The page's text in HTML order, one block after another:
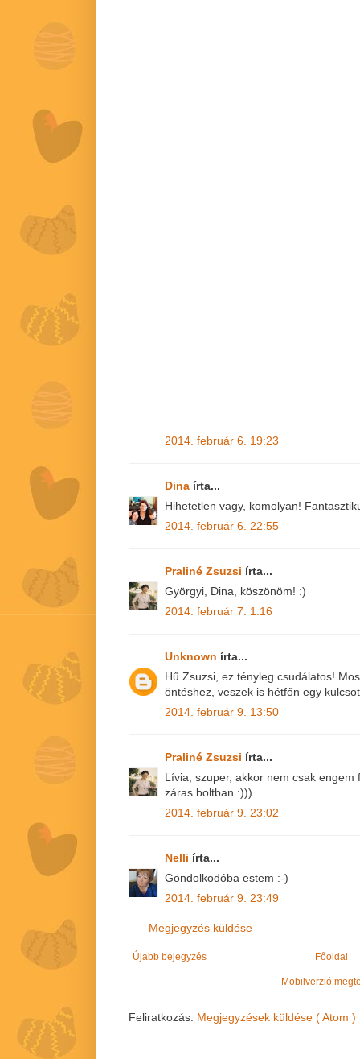
2014. február 6. 19:23
Dina írta...
Hihetetlen vagy, komolyan!
2014. február 6. 22:55
Praliné Zsuzsi írta...
Györgyi, Dina, köszönöm! :)
2014. február 7. 1:16
Unknown írta...
Hű Zsuzsi, ez tényleg csudálatos!
öntéshez, veszek is hétfőn egy
2014. február 9. 13:50
Praliné Zsuzsi írta...
Lívia, szuper, akkor nem csak
záras boltban :)))
2014. február 9. 23:02
Nelli írta...
Gondolkodóba estem :-)
2014. február 9. 23:49
Megjegyzés küldése
Újabb bejegyzés Főoldal
Mobilverzió
Feliratkozás: Megjegyzések küldése ( Atom )